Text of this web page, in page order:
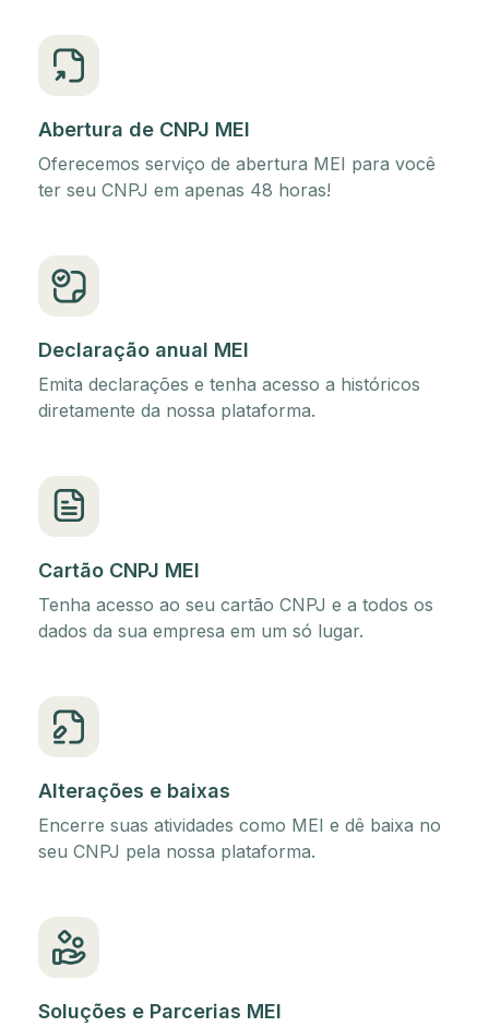
Abertura de CNPJ MEI
Oferecemos serviço de abertura MEI para você
ter seu CNPJ em apenas 48 horas!
Declaração anual MEI
Emita declarações e tenha acesso a históricos
diretamente da nossa plataforma.
Cartão CNPJ MEI
Tenha acesso ao seu cartão CNPJ e a todos os
dados da sua empresa em um só lugar.
Alterações e baixas
Encerre suas atividades como MEI e dê baixa no
seu CNPJ pela nossa plataforma.
Soluções e Parcerias MEI